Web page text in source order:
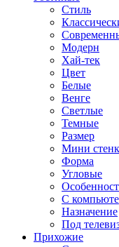
Стиль
Модерн
Хай-тек
Цвет
Белые
Венге
Светлые
Темные
Размер
Мини
Форма
Угловые
С
Назначение
Под
Прихожие